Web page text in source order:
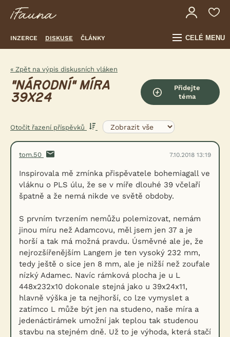
INZERCE DISKUSE ČLÁNKY CELÉ MENU
« Zpět na výpis diskusních vláken
"NÁRODNÍ" MÍRA
39X24
Přidejte
téma
Otočit řazení příspěvků
tom.50 7.10.2018 13:19
Inspirovala mě zmínka přispěvatele bohemiagall ve
vláknu o PLS úlu, že se v míře dlouhé 39 včelaří
špatně a že nemá nikde ve světě obdoby.
S prvním tvrzením nemůžu polemizovat, nemám
jinou míru než Adamcovu, měl jsem jen 37 a je
horší a tak má možná pravdu. Úsměvné ale je, že
nejrozšířenějším Langem je ten vysoký 232 mm,
tedy ještě o sice jen 8 mm, ale je nižší než zoufale
nízký Adamec. Navíc rámková plocha je u L
448x232x10 dokonale stejná jako u 39x24x11,
hlavně výška je ta nejhorší, co lze vymyslet a
zatímco L může být jen na studeno, naše míra a
jedenáctirámek umožní jak teplou tak studenou
stavbu na stejném dně. Už to je výhoda, která stačí